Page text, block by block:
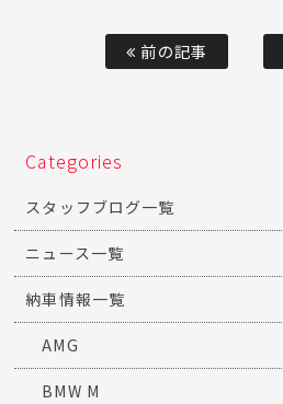
前の記事
Categories
スタッフブログ一覧
ニュース一覧
納車情報一覧
AMG
BMW M